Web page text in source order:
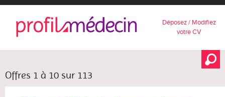
Déposez / Modifiez
votre CV
Offres 1 à 10 sur 113